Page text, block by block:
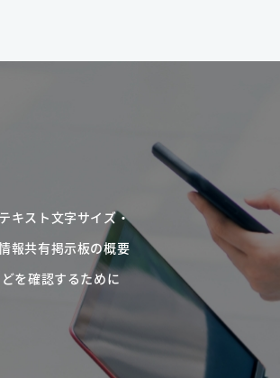
キスト文字サイズ・
報共有掲示板の概要
を確認するために